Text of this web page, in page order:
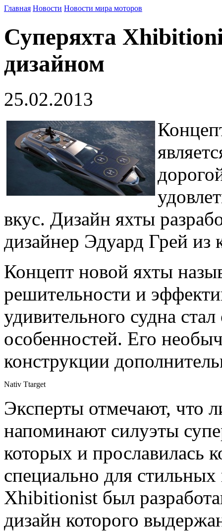
Главная Новости Новости мира моторов
Суперяхта
дизайном
25.02.2013
вкус. Дизайн яхты
дизайнер Эдуард Грей
Концепт новой яхты
решительности и
удивительного судна
особенностей. Его
конструкции
Nativ Ttarget
Эксперты отмечают, что
напоминают силуэты
которых и прославилась
специально для стильных
Xhibitionist был
дизайн которого